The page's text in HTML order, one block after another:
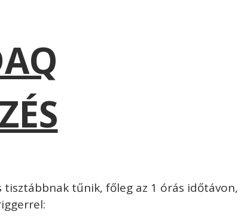
tisztábbnak tűnik, főleg az 1 órás időtávon,